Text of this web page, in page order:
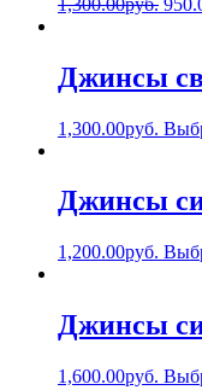
Джинсы
1,300.00руб.
Джинсы
1,200.00руб.
Джинсы
1,600.00руб.